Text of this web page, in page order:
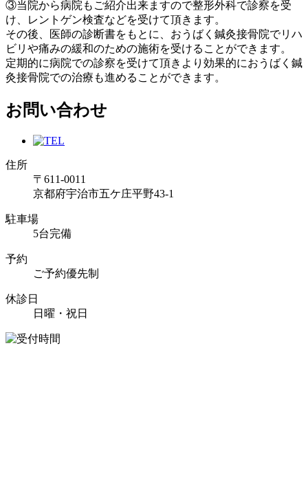
③当院から病院もご紹介出来ますので整形外科で診察を受
け、レントゲン検査などを受けて頂きます。
その後、医師の診断書をもとに、おうばく鍼灸接骨院でリハ
ビリや痛みの緩和のための施術を受けることができます。
定期的に病院での診察を受けて頂きより効果的におうばく鍼
灸接骨院での治療も進めることができます。
お問い合わせ
住所
〒611-0011
京都府宇治市五ケ庄平野43-1
駐車場
5台完備
予約
ご予約優先制
休診日
日曜・祝日